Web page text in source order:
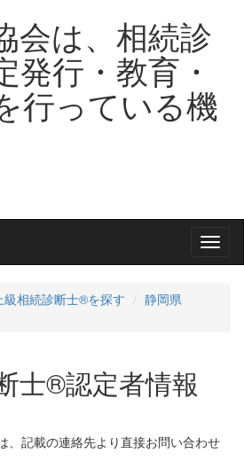
会は、相続診
発行・教育・
行っている機
級相続診断士®を探す
静岡県
士®認定者情報
、記載の連絡先より直接お問い合わせ